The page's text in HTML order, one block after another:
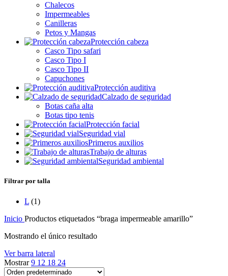
Chalecos
Impermeables
Canilleras
Petos y Mangas
Protección cabeza
Casco Tipo safari
Casco Tipo I
Casco Tipo II
Capuchones
Protección auditiva
Calzado de seguridad
Botas caña alta
Botas tipo tenis
Protección facial
Seguridad vial
Primeros auxilios
Trabajo de alturas
Seguridad ambiental
Filtrar por talla
L (1)
Inicio Productos etiquetados “braga impermeable amarillo”
Mostrando el único resultado
Ver barra lateral
Mostrar9 12 18 24